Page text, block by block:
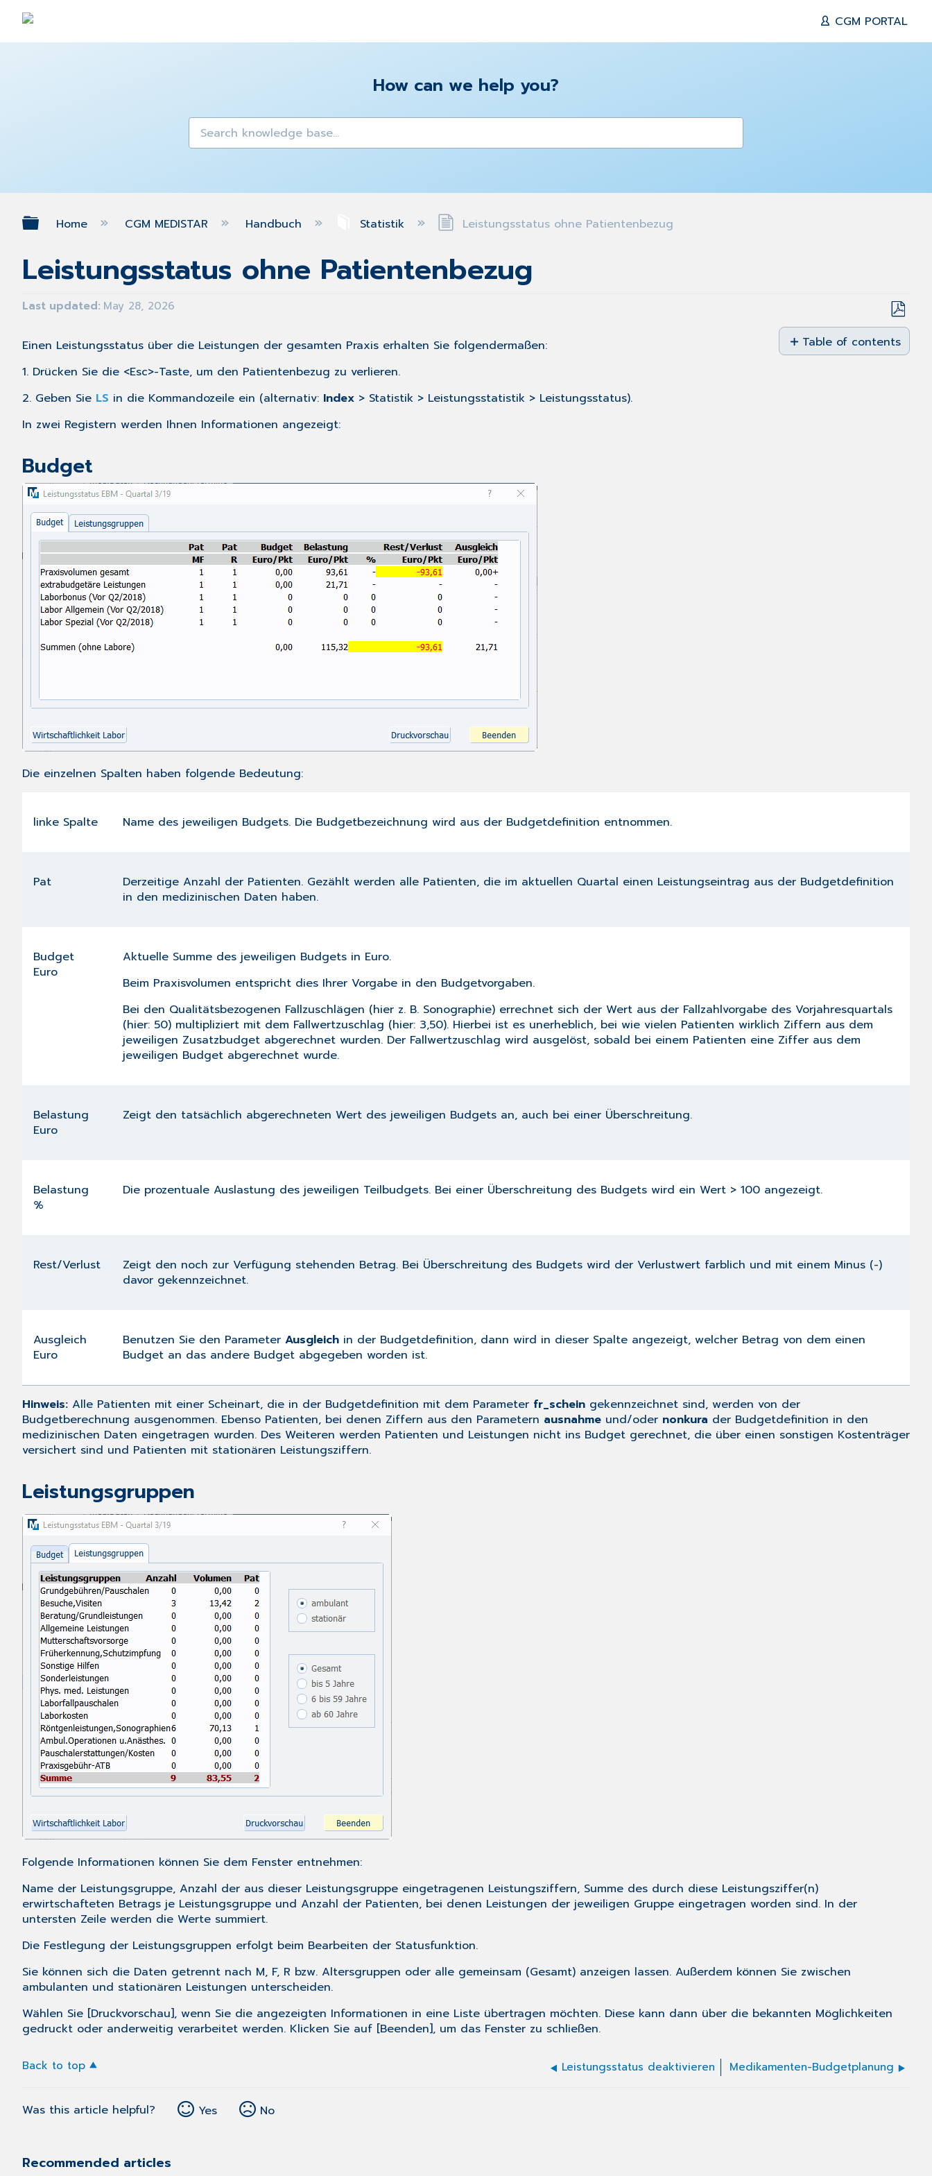
CGM PORTAL
How can we help you?
Expand/collapse global hierarchy
Home CGM MEDISTAR Handbuch Statistik Leistungsstatus ohne Patientenbezug
Leistungsstatus ohne Patientenbezug
Last updated May 28, 2026
Save
as
PDF
Table of contents
Einen Leistungsstatus über die Leistungen der gesamten Praxis erhalten Sie folgendermaßen:
1. Drücken Sie die <Esc>-Taste, um den Patientenbezug zu verlieren.
2. Geben Sie LS in die Kommandozeile ein (alternativ: Index > Statistik > Leistungsstatistik > Leistungsstatus).
In zwei Registern werden Ihnen Informationen angezeigt:
Budget
Die einzelnen Spalten haben folgende Bedeutung:
linke Spalte Name des jeweiligen Budgets. Die Budgetbezeichnung wird aus der Budgetdefinition entnommen.
Pat
Derzeitige Anzahl der Patienten. Gezählt werden alle Patienten, die im aktuellen Quartal einen Leistungseintrag aus der Budgetdefinition
in den medizinischen Daten haben.
Budget
Euro
Aktuelle Summe des jeweiligen Budgets in Euro.
Beim Praxisvolumen entspricht dies Ihrer Vorgabe in den Budgetvorgaben.
Bei den Qualitätsbezogenen Fallzuschlägen (hier z. B. Sonographie) errechnet sich der Wert aus der Fallzahlvorgabe des Vorjahresquartals
(hier: 50) multipliziert mit dem Fallwertzuschlag (hier: 3,50). Hierbei ist es unerheblich, bei wie vielen Patienten wirklich Ziffern aus dem
jeweiligen Zusatzbudget abgerechnet wurden. Der Fallwertzuschlag wird ausgelöst, sobald bei einem Patienten eine Ziffer aus dem
jeweiligen Budget abgerechnet wurde.
Belastung
Euro
Zeigt den tatsächlich abgerechneten Wert des jeweiligen Budgets an, auch bei einer Überschreitung.
Belastung
%
Die prozentuale Auslastung des jeweiligen Teilbudgets. Bei einer Überschreitung des Budgets wird ein Wert > 100 angezeigt.
Rest/Verlust
Zeigt den noch zur Verfügung stehenden Betrag. Bei Überschreitung des Budgets wird der Verlustwert farblich und mit einem Minus (-)
davor gekennzeichnet.
Ausgleich
Euro
Benutzen Sie den Parameter Ausgleich in der Budgetdefinition, dann wird in dieser Spalte angezeigt, welcher Betrag von dem einen
Budget an das andere Budget abgegeben worden ist.
Hinweis: Alle Patienten mit einer Scheinart, die in der Budgetdefinition mit dem Parameter fr_schein gekennzeichnet sind, werden von der
Budgetberechnung ausgenommen. Ebenso Patienten, bei denen Ziffern aus den Parametern ausnahme und/oder nonkura der Budgetdefinition in den
medizinischen Daten eingetragen wurden. Des Weiteren werden Patienten und Leistungen nicht ins Budget gerechnet, die über einen sonstigen Kostenträger
versichert sind und Patienten mit stationären Leistungsziffern.
Leistungsgruppen
Folgende Informationen können Sie dem Fenster entnehmen:
Name der Leistungsgruppe, Anzahl der aus dieser Leistungsgruppe eingetragenen Leistungsziffern, Summe des durch diese Leistungsziffer(n)
erwirtschafteten Betrags je Leistungsgruppe und Anzahl der Patienten, bei denen Leistungen der jeweiligen Gruppe eingetragen worden sind. In der
untersten Zeile werden die Werte summiert.
Die Festlegung der Leistungsgruppen erfolgt beim Bearbeiten der Statusfunktion.
Sie können sich die Daten getrennt nach M, F, R bzw. Altersgruppen oder alle gemeinsam (Gesamt) anzeigen lassen. Außerdem können Sie zwischen
ambulanten und stationären Leistungen unterscheiden.
Wählen Sie [Druckvorschau], wenn Sie die angezeigten Informationen in eine Liste übertragen möchten. Diese kann dann über die bekannten Möglichkeiten
gedruckt oder anderweitig verarbeitet werden. Klicken Sie auf [Beenden], um das Fenster zu schließen.
Back to top Leistungsstatus deaktivieren Medikamenten-Budgetplanung
Was this article helpful? Yes No
Recommended articles